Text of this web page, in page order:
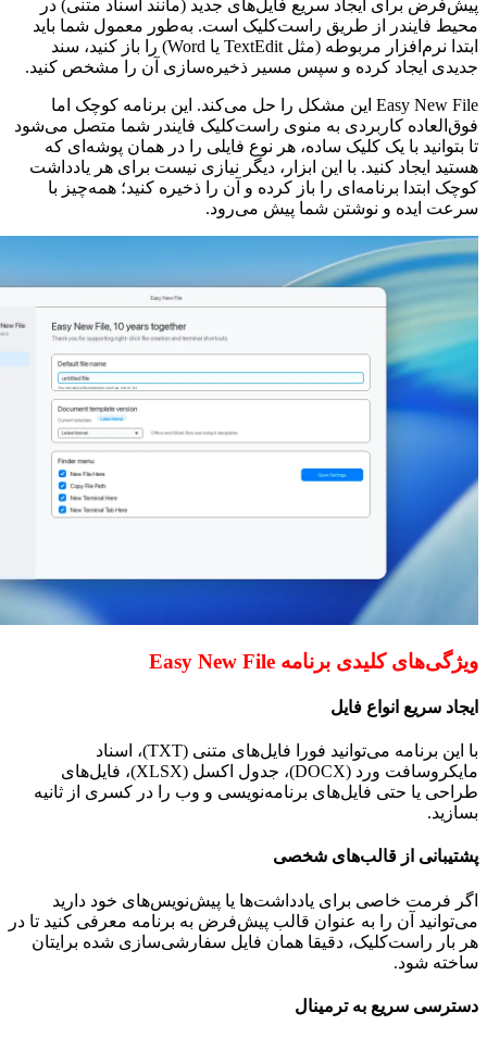
پیش‌فرض برای ایجاد سریع فایل‌های جدید (مانند اسناد متنی) در
محیط فایندر از طریق راست‌کلیک است. به‌طور معمول شما باید
ابتدا نرم‌افزار مربوطه (مثل TextEdit یا Word) را باز کنید، سند
جدیدی ایجاد کرده و سپس مسیر ذخیره‌سازی آن را مشخص کنید.
Easy New File این مشکل را حل می‌کند. این برنامه کوچک اما
فوق‌العاده کاربردی به منوی راست‌کلیک فایندر شما متصل می‌شود
تا بتوانید با یک کلیک ساده، هر نوع فایلی را در همان پوشه‌ای که
هستید ایجاد کنید. با این ابزار، دیگر نیازی نیست برای هر یادداشت
کوچک ابتدا برنامه‌ای را باز کرده و آن را ذخیره کنید؛ همه‌چیز با
سرعت ایده و نوشتن شما پیش می‌رود.
ویژگی‌های کلیدی برنامه Easy New File
ایجاد سریع انواع فایل
با این برنامه می‌توانید فورا فایل‌های متنی (TXT)، اسناد
مایکروسافت ورد (DOCX)، جدول اکسل (XLSX)، فایل‌های
طراحی یا حتی فایل‌های برنامه‌نویسی و وب را در کسری از ثانیه
بسازید.
پشتیبانی از قالب‌های شخصی
اگر فرمت خاصی برای یادداشت‌ها یا پیش‌نویس‌های خود دارید
می‌توانید آن را به عنوان قالب پیش‌فرض به برنامه معرفی کنید تا در
هر بار راست‌کلیک، دقیقا همان فایل سفارشی‌سازی شده برایتان
ساخته شود.
دسترسی سریع به ترمینال